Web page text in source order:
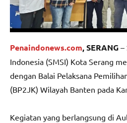
Penaindonews.com, SERANG –
Indonesia (SMSI) Kota Serang
dengan Balai Pelaksana
(BP2JK) Wilayah Banten pada
Kegiatan yang berlangsung di